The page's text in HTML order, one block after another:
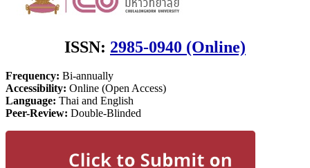
ISSN: 2985-0940 (Online)
Frequency: Bi-annually
Accessibility: Online (Open Access)
Language: Thai and English
Peer-Review: Double-Blinded